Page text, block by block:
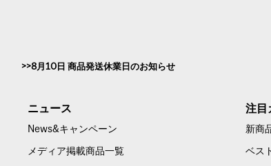
8月10日 商品発送休業日のお知らせ
ニュース
News&キャンペーン
メディア掲載商品一覧
注目
新商
ベス